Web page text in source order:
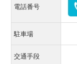
電話番号
駐車場
交通手段